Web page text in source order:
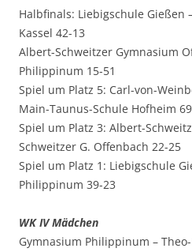
Halbfinals: Liebigschule Gießen
Kassel 42-13
Albert-Schweitzer Gymnasium
Philippinum 15-51
Spiel um Platz 5: Carl-von-
Main-Taunus-Schule Hofheim
Spiel um Platz 3: Albert-
Schweitzer G. Offenbach 22-25
Spiel um Platz 1: Liebigschule
Philippinum 39-23
WK IV Mädchen
Gymnasium Philippinum –